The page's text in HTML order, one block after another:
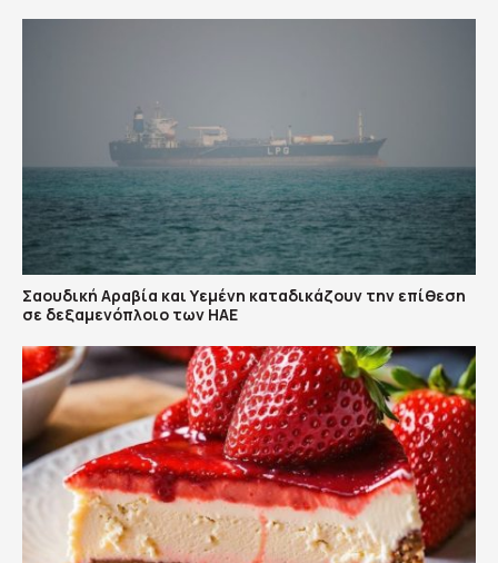
Σαουδική Αραβία και Υεμένη καταδικάζουν την επίθεση
σε δεξαμενόπλοιο των ΗΑΕ